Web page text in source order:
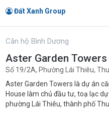
Đất Xanh Group
Căn hộ Bình Dương
Aster Garden Towers
Số 19/2A, Phường Lái Thiêu,
Aster Garden Towers là dự án
House làm chủ đầu tư, toạ lạc
phường Lái Thiêu, thành phố